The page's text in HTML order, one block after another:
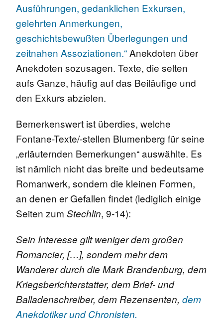
Ausführungen, gedanklichen Exkursen,
gelehrten Anmerkungen,
geschichtsbewußten Überlegungen und
zeitnahen Assoziationen.“Anekdoten über
Anekdoten sozusagen. Texte, die selten
aufs Ganze, häufig auf das Beiläufige und
den Exkurs abzielen.
Bemerkenswert ist überdies, welche
Fontane-Texte/-stellen Blumenberg für seine
„erläuternden Bemerkungen“ auswählte. Es
ist nämlich nicht das breite und bedeutsame
Romanwerk, sondern die kleinen Formen,
an denen er Gefallen findet (lediglich einige
Seiten zum Stechlin, 9-14):
Sein Interesse gilt weniger dem großen
Romancier, […], sondern mehr dem
Wanderer durch die Mark Brandenburg, dem
Kriegsberichterstatter, dem Brief- und
Balladenschreiber, dem Rezensenten, dem
Anekdotiker und Chronisten.